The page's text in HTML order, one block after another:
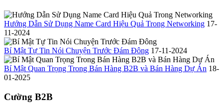
Hướng Dẫn Sử Dụng Name Card Hiệu Quả Trong Networking 17-
11-2024
Bí Mật Tự Tin Nói Chuyện Trước Đám Đông 17-11-2024
Bí Mật Quan Trọng Trong Bán Hàng B2B và Bán Hàng Dự Án 18-
01-2025
Cường B2B